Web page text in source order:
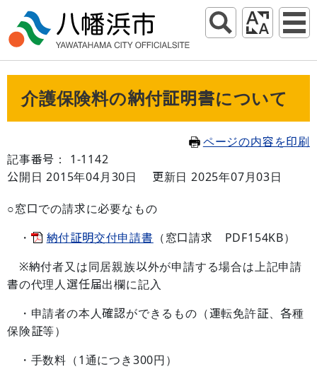
介護保険料の納付証明書について
ページの内容を印刷
記事番号： 1-1142
公開日 2015年04月30日
更新日 2025年07月03日
○窓口での請求に必要なもの
・
納付証明交付申請書 （窓口請求 PDF154KB）
※納付者又は同居親族以外が申請する場合は上記申請
書の代理人選任届出欄に記入
・申請者の本人確認ができるもの（運転免許証、各種
保険証等）
・手数料（1通につき300円）